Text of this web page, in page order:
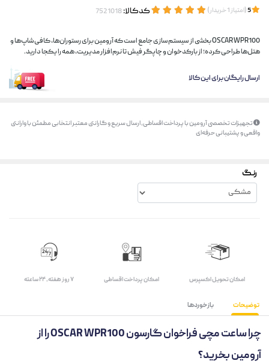
(امتیاز1خریدار) کدکالا:
OSCAR WPR100 بخشی از سیستم‌سازی جامع است که آرومین برای رستوران‌ها، کافی‌شاپ‌ها و
هتل‌ها طراحی کرده؛ از بارکدخوان و چاپگر فیش تا نرم‌افزار مدیریت، همه را یکجا دارید.
ارسال رایگان برای این کالا
تجهیزات تخصصی آرومین با پرداخت اقساطی، ارسال سریع و گارانتی معتبر انتخابی مطمئن با وارانتی
واقعی و پشتیبانی حرفه‌ای
رنگ
اﻣﮑﺎن ﺗﺤﻮﯾﻞ اﮐﺴﭙﺮس امکان پرداخت اقساطی ۷ روز ﻫﻔﺘﻪ، ۲۴ ﺳﺎﻋﺘﻪ
توضیحات بازخوردها
چرا ساعت مچی فراخوان گارسون OSCAR WPR100 را از
آرومین بخرید؟